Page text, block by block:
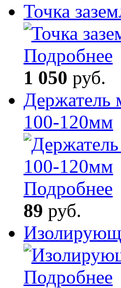
Точка
Подробнее
1 050 руб.
Держатель
100-120мм
Подробнее
89 руб.
Подробнее